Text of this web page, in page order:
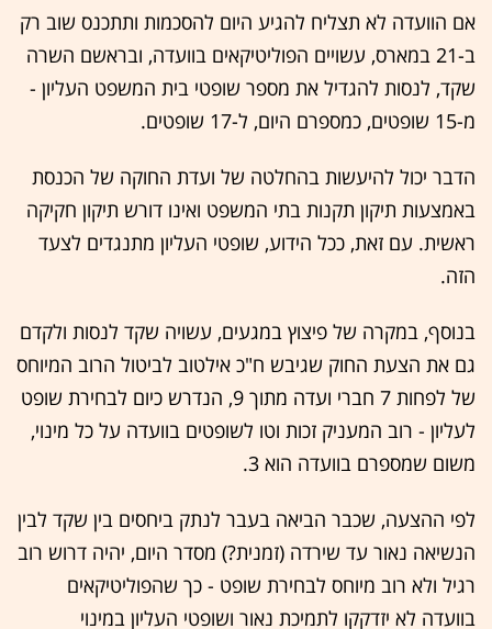
אם הוועדה לא תצליח להגיע היום להסכמות ותתכנס שוב רק
ב-21 במארס, עשויים הפוליטיקאים בוועדה, ובראשם השרה
שקד, לנסות להגדיל את מספר שופטי בית המשפט העליון -
מ-15 שופטים, כמספרם היום, ל-17 שופטים.
הדבר יכול להיעשות בהחלטה של ועדת החוקה של הכנסת
באמצעות תיקון תקנות בתי המשפט ואינו דורש תיקון חקיקה
ראשית. עם זאת, ככל הידוע, שופטי העליון מתנגדים לצעד
הזה.
בנוסף, במקרה של פיצוץ במגעים, עשויה שקד לנסות ולקדם
גם את הצעת החוק שגיבש ח"כ אילטוב לביטול הרוב המיוחס
של לפחות 7 חברי ועדה מתוך 9, הנדרש כיום לבחירת שופט
לעליון - רוב המעניק זכות וטו לשופטים בוועדה על כל מינוי,
משום שמספרם בוועדה הוא 3.
לפי ההצעה, שכבר הביאה בעבר לנתק ביחסים בין שקד לבין
הנשיאה נאור עד שירדה (זמנית?) מסדר היום, יהיה דרוש רוב
רגיל ולא רוב מיוחס לבחירת שופט - כך שהפוליטיקאים
בוועדה לא יזדקקו לתמיכת נאור ושופטי העליון במינוי